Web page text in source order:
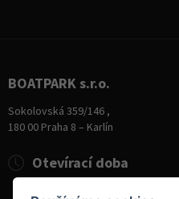
BOATPARK s.r.o.
Sokolovská 359/146 ,
180 00 Praha 8 – Karlín
Otevírací doba